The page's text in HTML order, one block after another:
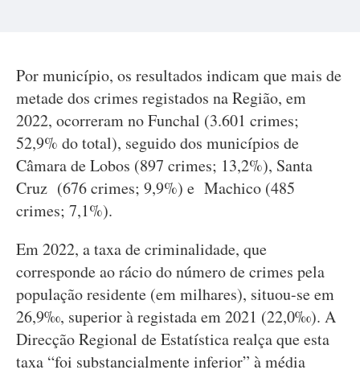
Por município, os resultados indicam que mais de
metade dos crimes registados na Região, em
2022, ocorreram no Funchal (3.601 crimes;
52,9% do total), seguido dos municípios de
Câmara de Lobos (897 crimes; 13,2%), Santa
Cruz (676 crimes; 9,9%) e Machico (485
crimes; 7,1%).
Em 2022, a taxa de criminalidade, que
corresponde ao rácio do número de crimes pela
população residente (em milhares), situou-se em
26,9‰, superior à registada em 2021 (22,0‰). A
Direcção Regional de Estatística realça que esta
taxa “foi substancialmente inferior” à média